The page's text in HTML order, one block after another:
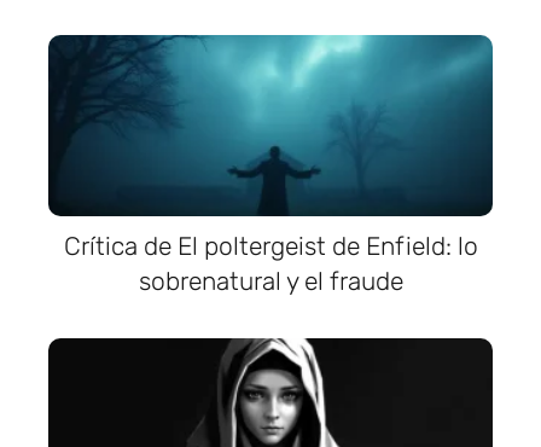
Crítica de El poltergeist de Enfield: lo
sobrenatural y el fraude